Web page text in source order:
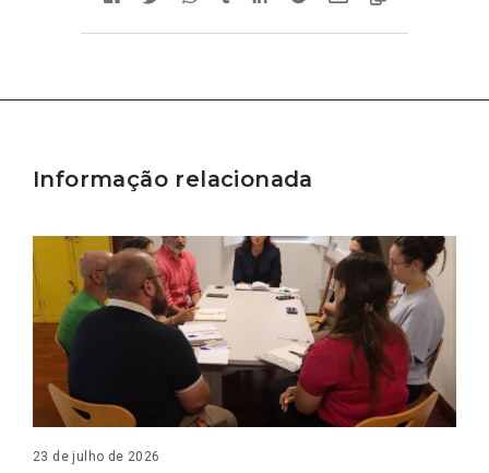
Informação relacionada
23 de julho de 2026